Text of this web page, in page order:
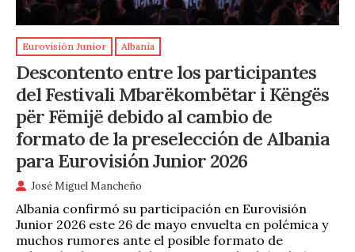
Eurovisión Junior Albania
Descontento entre los participantes
del Festivali Mbarëkombëtar i Këngës
për Fëmijë debido al cambio de
formato de la preselección de Albania
para Eurovisión Junior 2026
José Miguel Mancheño
Albania confirmó su participación en Eurovisión
Junior 2026 este 26 de mayo envuelta en polémica y
muchos rumores ante el posible formato de